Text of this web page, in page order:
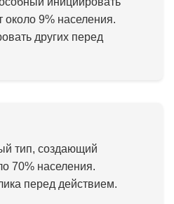
около 9% населения.
других перед
тип, создающий
70% населения.
перед действием.